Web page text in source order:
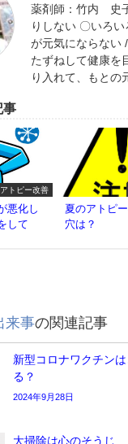
薬剤師：竹内 史
りしない 〇いろ
が元気にならない
たずねして健康を
り入れて、もとの
事
アトピー改善
悪化し
して
夏のアトピ
穴は？
来事の関連記事
新型コロナワクチン
る？
2024年9月28日
大掃除は心のそうじ